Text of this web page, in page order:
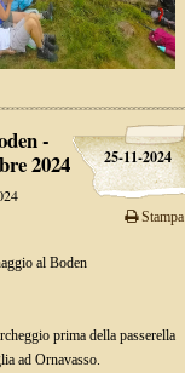
25-11-2024
-
2024
Stampa
al Boden
prima della passerella
ad Ornavasso.